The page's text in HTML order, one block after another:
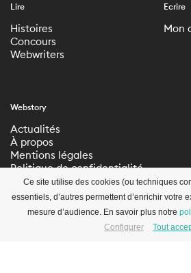
Lire
Histoires
Concours
Webwriters
Ecrire
Mon
Webstory
Actualités
À propos
Mentions légales
Politique de confidentialité
Paramètres de
confidentialité
Ce site utilise des cookies (ou techniques
essentiels, d’autres permettent d’enrichir votre
mesure d’audience. En savoir plus notre
Configurer
Tout